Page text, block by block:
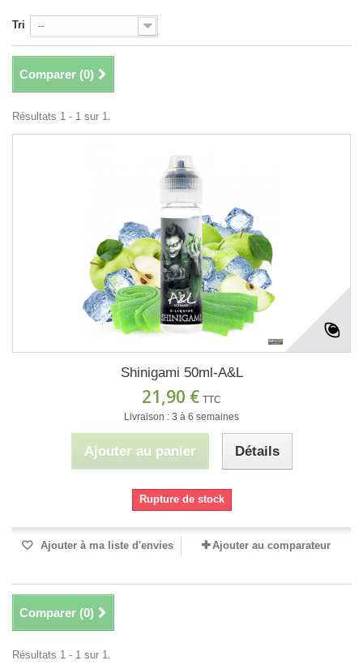
Tri --
Comparer (0)
Résultats 1 - 1 sur 1.
Shinigami 50ml-A&L
21,90 € TTC
Livraison : 3 à 6 semaines
Ajouter au panier Détails
Rupture de stock
Ajouter à ma liste d'envies Ajouter au comparateur
Comparer (0)
Résultats 1 - 1 sur 1.